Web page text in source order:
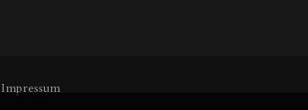
Impressum